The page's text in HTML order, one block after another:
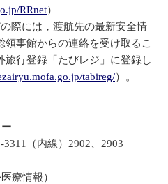
RRnet）
際には，渡航先の最新安全情
事館からの連絡を受け取るこ
旅行登録「たびレジ」に登録し
tabireg/）。
（内線）2902、2903
療情報）